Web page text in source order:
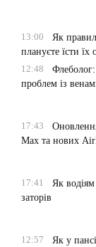
13:00
Як
плануєте їсти їх
12:48
Флеболог:
проблем із
17:43
Max та нових
17:41
Як
заторів
12:57
Як у